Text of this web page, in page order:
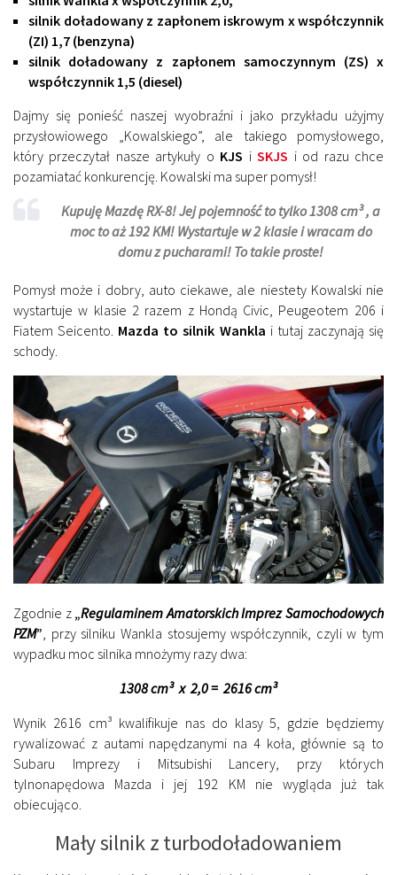
silnik doładowany z zapłonem iskrowym x współczynnik
(ZI) 1,7 (benzyna)
silnik doładowany z zapłonem samoczynnym (ZS) x
współczynnik 1,5 (diesel)
Dajmy się ponieść naszej wyobraźni i jako przykładu użyjmy
przysłowiowego „Kowalskiego”, ale takiego pomysłowego,
który przeczytał nasze artykuły o KJS iSKJS i od razu chce
pozamiatać konkurencję. Kowalski ma super pomysł!
Kupuję Mazdę RX-8! Jej pojemność to tylko 1308 cm³ , a
moc to aż 192 KM! Wystartuje w 2 klasie i wracam do
domu z pucharami! To takie proste!
Pomysł może i dobry, auto ciekawe, ale niestety Kowalski nie
wystartuje w klasie 2 razem z Hondą Civic, Peugeotem 206 i
Fiatem Seicento. Mazda to silnik Wankla i tutaj zaczynają się
schody.
Zgodnie z„Regulaminem Amatorskich Imprez Samochodowych
PZM”, przy silniku Wankla stosujemy współczynnik, czyli w tym
wypadku moc silnika mnożymy razy dwa:
1308 cm³ x 2,0 = 2616 cm³
Wynik 2616 cm³ kwalifikuje nas do klasy 5, gdzie będziemy
rywalizować z autami napędzanymi na 4 koła, głównie są to
Subaru Imprezy i Mitsubishi Lancery, przy których
tylnonapędowa Mazda i jej 192 KM nie wygląda już tak
obiecująco.
Mały silnik z turbodoładowaniem